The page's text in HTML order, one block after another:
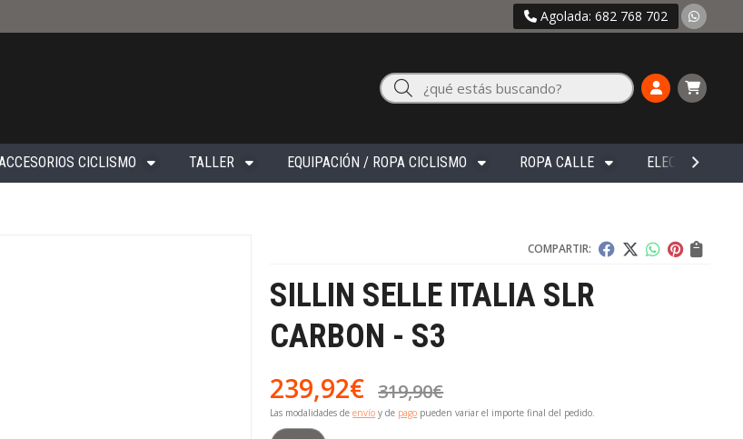
Agolada: 682 768 702
Buscar
CICLISMO TALLER EQUIPACIÓN / ROPA CICLISMO ROPA CALLE ELECTRÓNICA
COMPARTIR:
SILLIN SELLE ITALIA SLR
CARBON - S3
239,92€ 319,90€
Las modalidades deenvío y de pago pueden variar el importe final del pedido.